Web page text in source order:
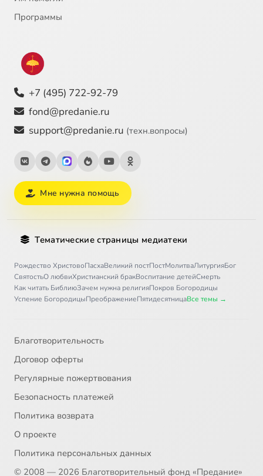
Программы
+7 (495) 722-92-79
fond@predanie.ru
support@predanie.ru (техн.вопросы)
Мне нужна помощь
Тематические страницы медиатеки
Рождество ХристовоПасхаВеликий постПостМолитваЛитургияБог
СвятостьО любвиХристианский бракВоспитание детейСмерть
Как читать БиблиюЗачем нужна религияПокров Богородицы
Успение БогородицыПреображениеПятидесятницаВсе темы →
Благотворительность
Договор оферты
Регулярные пожертвования
Безопасность платежей
Политика возврата
О проекте
Политика персональных данных
© 2008 — 2026 Благотворительный фонд «Предание»